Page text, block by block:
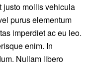
justo mollis vehicula
purus elementum
imperdiet ac eu leo.
enim. In
Nullam libero